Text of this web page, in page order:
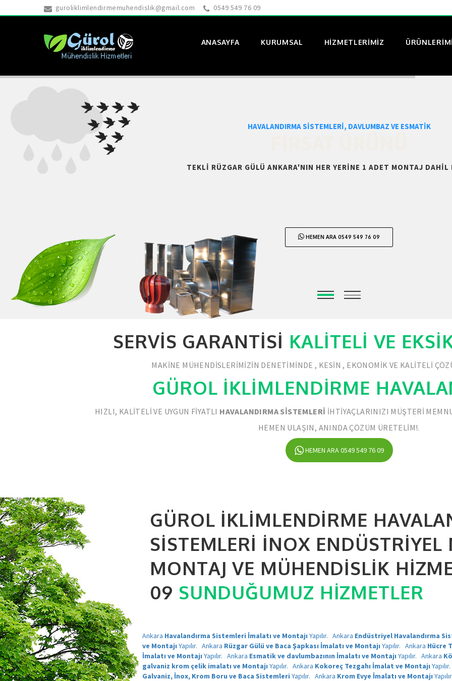
guroliklimlendirmemuhendislik@gmail.com 0549 549 76 09
ANASAYFA KURUMSAL HIZMETLERIMIZ
HAVALANDIRMA SISTEMLERI, DAVLUMBAZ VE ESMATIK
TEKLI RÜZGAR GÜLÜ ANKARA'NIN HER YERINE 1 ADET MONTAJ DAHIL
HEMEN ARA 0549 549 76 09
SERVIS GARANTISI KALITELI VE
MAKINE MÜHENDISLERIMIZIN DENETIMINDE , KESIN , EKONOMIK VE KALITELI
GÜROL İKLİMLENDİRME
HIZLI, KALITELI VE UYGUN FIYATLI HAVALANDIRMA SISTEMLERI IHTIYAÇLARINIZI MÜŞTERI
HEMEN ULAŞIN, ANINDA ÇÖZÜM ÜRETELIM!.
HEMEN ARA 0549 549 76 09
GÜROL İKLIMLENDIRME
SISTEMLERI İNOX
MONTAJ VE MÜHENDISLIK
09 SUNDUĞUMUZ HIZMETLER
Ankara Havalandırma Sistemleri İmalatı ve Montajı Yapılır. Ankara Endüstriyel Havalandırma
ve Montajı Yapılır. Ankara Rüzgar Gülü ve Baca Şapkası İmalatı ve Montajı Yapılır. Ankara Hücre
İmalatı ve Montajı Yapılır. Ankara Esmatik ve davlumbazının İmalatı ve Montajı Yapılır. Ankara
galvaniz krom çelik imalatı ve Montajı Yapılır. Ankara Kokoreç Tezgahı İmalat ve Montajı
Galvaniz, İnox, Krom Boru ve Baca Sistemleri Yapılır. Ankara Krom Evye İmalatı ve Montajı